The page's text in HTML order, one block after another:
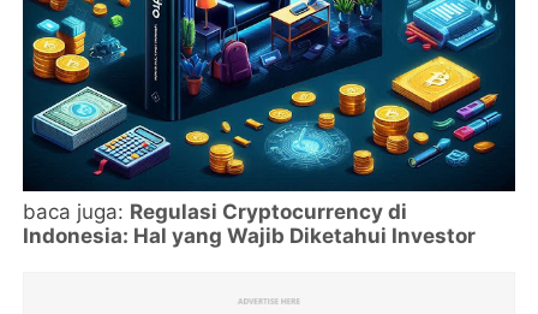
baca juga: Regulasi Cryptocurrency di
Indonesia: Hal yang Wajib Diketahui Investor